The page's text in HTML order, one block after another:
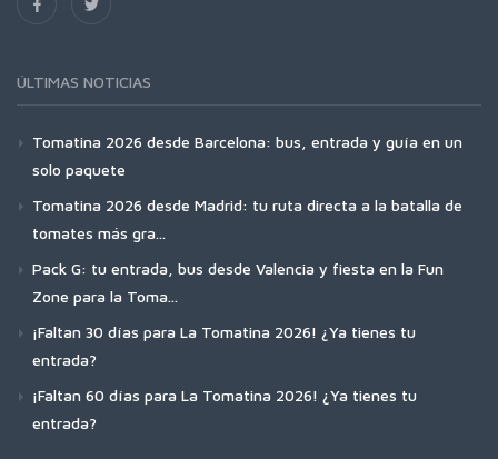
ÚLTIMAS NOTICIAS
Tomatina 2026 desde Barcelona: bus, entrada y guía en un
solo paquete
Tomatina 2026 desde Madrid: tu ruta directa a la batalla de
tomates más gra...
Pack G: tu entrada, bus desde Valencia y fiesta en la Fun
Zone para la Toma...
¡Faltan 30 días para La Tomatina 2026! ¿Ya tienes tu
entrada?
¡Faltan 60 días para La Tomatina 2026! ¿Ya tienes tu
entrada?